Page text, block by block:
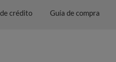
crédito Guía de compra